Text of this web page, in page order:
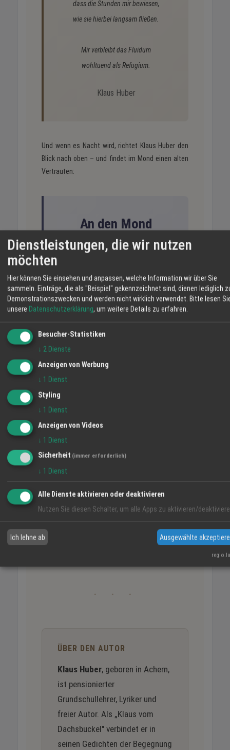
dass die Stunden mir bewiesen,
wie sie hierbei langsam fließen.
Mir verbleibt das Fluidum
wohltuend als Refugium.
Klaus Huber
Und wenn es Nacht wird, richtet Klaus Huber den
Blick nach oben – und findet im Mond einen alten
Vertrauten:
An den Mond
erst als dünne Sichel noch.
Hoffnung bleibt, dass du bald doch
als ein Vollmond uns erscheinst
Bisweilen wirst du vermisst,
– auch, wenn es dann dazu führt,
Was den Anblick mir versüßt,
· · ·
ÜBER DEN AUTOR
Klaus Huber, geboren in Achern,
ist pensionierter
Grundschullehrer, Lyriker und
freier Autor. Als „Klaus vom
Dachsbuckel" verbindet er in
seinen Gedichten der Begegnung
Dienstleistungen, die wir nutzen
möchten
Hier können Sie einsehen und anpassen, welche Information wir über Sie
sammeln. Einträge, die als "Beispiel" gekennzeichnet sind, dienen lediglich
Demonstrationszwecken und werden nicht wirklich verwendet. Bitte lesen
unsere Datenschutzerklärung, um weitere Details zu erfahren.
Besucher-Statistiken
↓ 2 Dienste
Anzeigen von Werbung
↓ 1 Dienst
Styling
↓ 1 Dienst
Anzeigen von Videos
↓ 1 Dienst
Sicherheit (immer erforderlich)
↓ 1 Dienst
Alle Dienste aktivieren oder deaktivieren
Nutzen Sie diesen Schalter, um alle Apps zu aktivieren/
Ich lehne ab Ausgewählte